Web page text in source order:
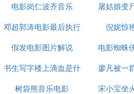
电影岗仁波齐音乐
屠姑娘变
邓超郭涛电影最后执行
死刑图片
倪妮惊
假发电影图片解说
电影蜘蛛
书生写字楼上滴血是什
么电影
廖凡被一
树袋熊音乐电影
宋小宝坐